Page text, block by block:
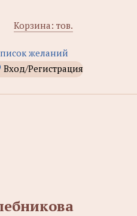
Корзина: тов.
желаний
Вход/Регистрация